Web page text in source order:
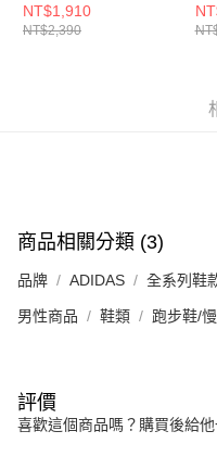
IG0309
NT$1,910
NT$2,390
商品相關分類 (3)
品牌 ADIDAS 全系列鞋
男性商品 鞋類 跑步鞋/
評價
喜歡這個商品嗎？購買後給